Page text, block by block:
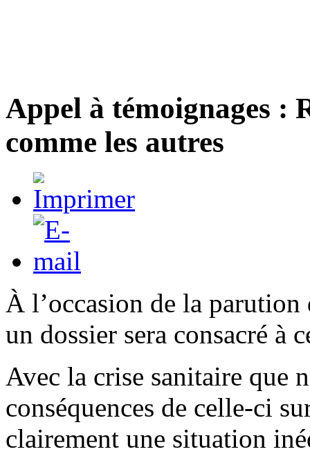
Appel à témoignages :
comme les autres
À l’occasion de la
un dossier sera consacré à
Avec la crise sanitaire que
conséquences de celle-ci
clairement une situation